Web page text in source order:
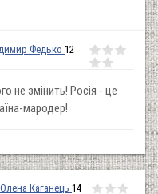
Федько 12
не змінить! Росія - це
мародер!
Олена Каганець 14